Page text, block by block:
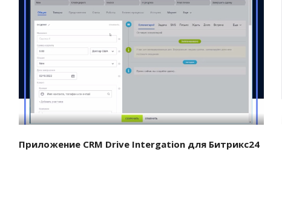
Смотреть проект
Приложение CRM Drive Intergation для Битрикс24